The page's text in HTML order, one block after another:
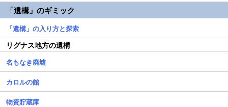
「遺構」のギミック
「遺構」の入り方と探索
リグナス地方の遺構
名もなき廃墟
カロルの館
物資貯蔵庫